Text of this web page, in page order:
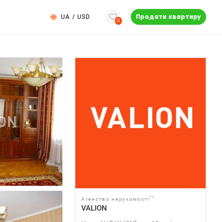
UA / USD
0
Продати квартиру
Агенство нерухомості **
VALION